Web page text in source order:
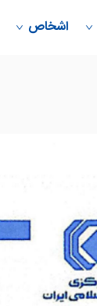
اشخاص